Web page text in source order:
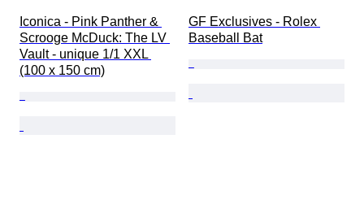
Iconica - Pink Panther &
Scrooge McDuck: The LV
Vault - unique 1/1 XXL
(100 x 150 cm)
GF Exclusives - Rolex
Baseball Bat